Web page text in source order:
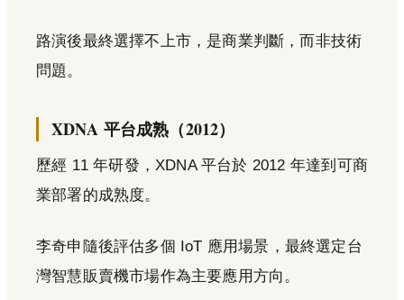
路演後最終選擇不上市，是商業判斷，而非技術
問題。
XDNA 平台成熟（2012）
歷經 11 年研發，XDNA 平台於 2012 年達到可商
業部署的成熟度。
李奇申隨後評估多個 IoT 應用場景，最終選定台
灣智慧販賣機市場作為主要應用方向。